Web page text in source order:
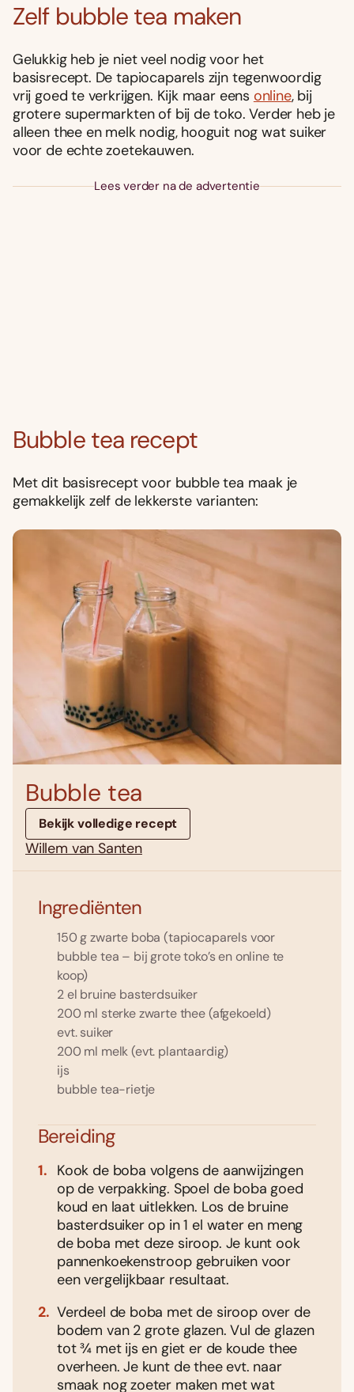
Zelf bubble tea maken
Gelukkig heb je niet veel nodig voor het
basisrecept. De tapiocaparels zijn tegenwoordig
vrij goed te verkrijgen. Kijk maar eens online, bij
grotere supermarkten of bij de toko. Verder heb je
alleen thee en melk nodig, hooguit nog wat suiker
voor de echte zoetekauwen.
Lees verder na de advertentie
Bubble tea recept
Met dit basisrecept voor bubble tea maak je
gemakkelijk zelf de lekkerste varianten:
Bubble tea
Bekijk volledige recept
Willem van Santen
Ingrediënten
150 g zwarte boba (tapiocaparels voor
bubble tea – bij grote toko’s en online te
koop)
2 el bruine basterdsuiker
200 ml sterke zwarte thee (afgekoeld)
evt. suiker
200 ml melk (evt. plantaardig)
ijs
bubble tea-rietje
Bereiding
Kook de boba volgens de aanwijzingen
op de verpakking. Spoel de boba goed
koud en laat uitlekken. Los de bruine
basterdsuiker op in 1 el water en meng
de boba met deze siroop. Je kunt ook
pannenkoekenstroop gebruiken voor
een vergelijkbaar resultaat.
Verdeel de boba met de siroop over de
bodem van 2 grote glazen. Vul de glazen
tot ¾ met ijs en giet er de koude thee
overheen. Je kunt de thee evt. naar
smaak nog zoeter maken met wat